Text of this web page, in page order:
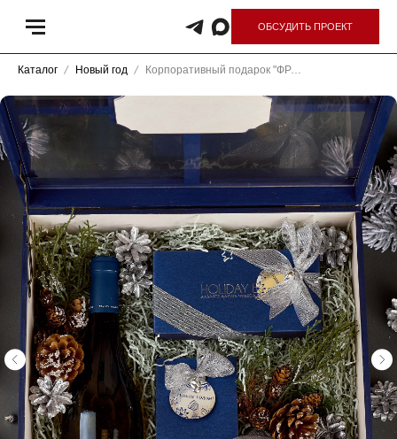
ОБСУДИТЬ ПРОЕКТ
Каталог Новый год Корпоративный подарок "ФРАНЦУЗКИЙ НРАВ"